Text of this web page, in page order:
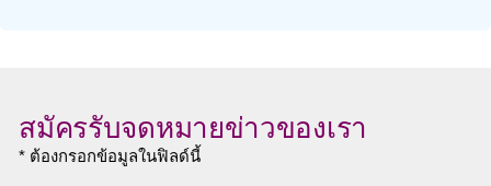
สมัครรับจดหมายข่าวของเรา
* ต้องกรอกข้อมูลในฟิลด์นี้